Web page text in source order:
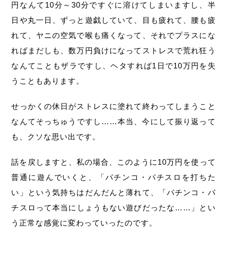
円なんて10分～30分ですぐに溶けてしまいますし、半
日や丸一日、ずっと遊戯していて、目も疲れて、腰も疲
れて、ヤニの空気で喉も痛くなって、それでプラスにな
ればまだしも、数万円負けになってストレスで荒れ狂う
なんてこともザラですし、ヘタすれば1日で10万円を失
うこともあります。
せっかくの休日がストレスに塗れて終わってしまうこと
なんてそっちゅうですし……本当、今にして振り返って
も、クソな思い出です。
話を戻しますと、私の場合、このように10万円を使って
普通に遊んでいくと、「パチンコ・パチスロを打ちた
い」という気持ちはだんだんと薄れて、「パチンコ・パ
チスロって本当にしょうもない遊びだったな……」とい
う正常な感覚に変わっていったのです。